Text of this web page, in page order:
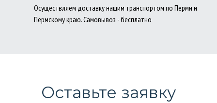
Осуществляем доставку нашим транспортом по Перми и
Пермскому краю. Самовывоз - бесплатно
Оставьте заявку